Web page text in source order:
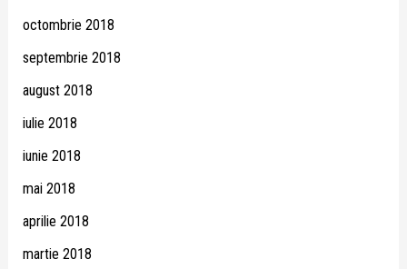
octombrie 2018
septembrie 2018
august 2018
iulie 2018
iunie 2018
mai 2018
aprilie 2018
martie 2018